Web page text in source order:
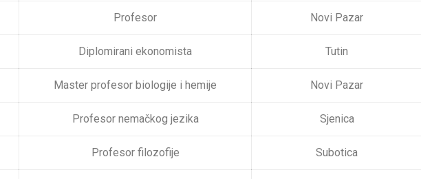
Profesor Novi Pazar
Diplomirani ekonomista Tutin
Master profesor biologije i hemije Novi Pazar
Profesor nemačkog jezika Sjenica
Profesor filozofije Subotica